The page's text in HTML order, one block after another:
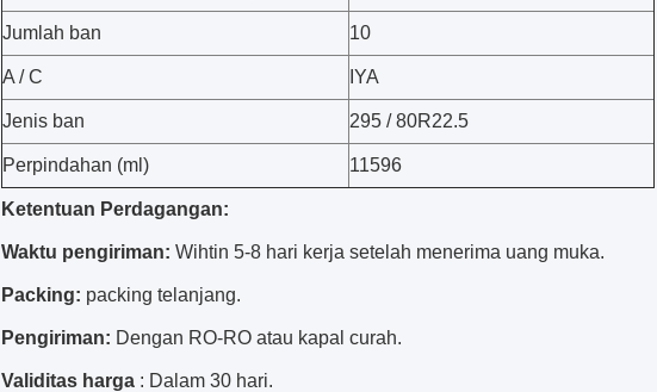
Jumlah ban 10
A / C IYA
Jenis ban 295 / 80R22.5
Perpindahan (ml) 11596
Ketentuan Perdagangan:
Waktu pengiriman: Wihtin 5-8 hari kerja setelah menerima uang muka.
Packing: packing telanjang.
Pengiriman: Dengan RO-RO atau kapal curah.
Validitas harga : Dalam 30 hari.